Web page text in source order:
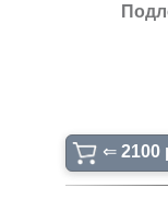
⇐ 2100